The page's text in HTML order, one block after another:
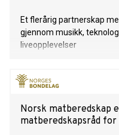
Et flerårig partnerskap
gjennom musikk,
liveopplevelser
Norsk matberedskap
matberedskapsråd